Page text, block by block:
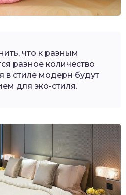
что к разным
разное количество
в стиле модерн будут
для эко-стиля.